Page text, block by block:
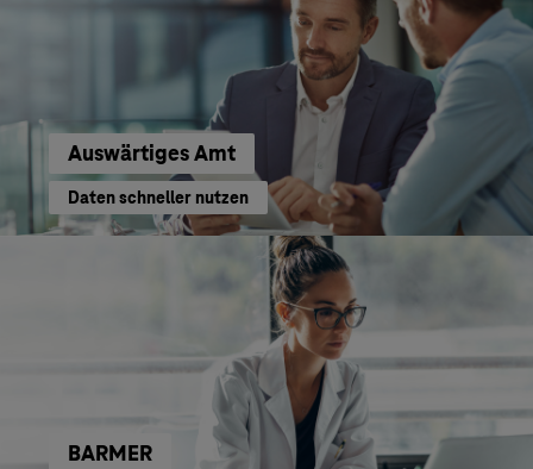
Auswärtiges Amt
Daten schneller nutzen
BARMER